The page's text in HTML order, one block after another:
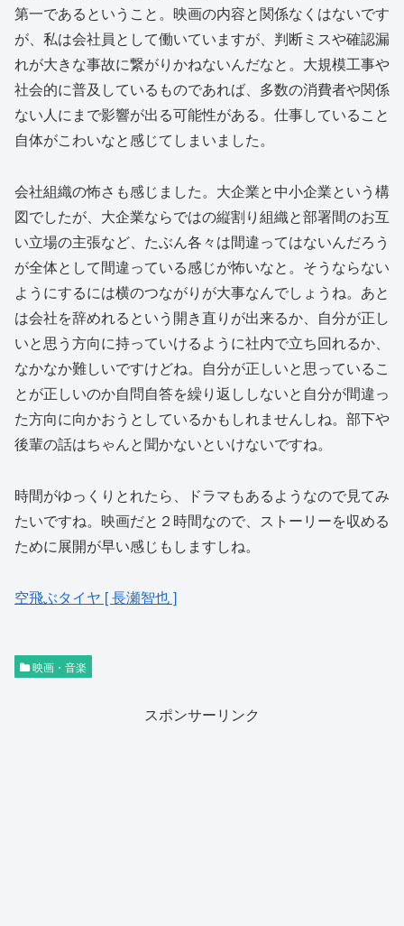
第一であるということ。映画の内容と関係なくはないです
が、私は会社員として働いていますが、判断ミスや確認漏
れが大きな事故に繋がりかねないんだなと。大規模工事や
社会的に普及しているものであれば、多数の消費者や関係
ない人にまで影響が出る可能性がある。仕事していること
自体がこわいなと感じてしまいました。
会社組織の怖さも感じました。大企業と中小企業という構
図でしたが、大企業ならではの縦割り組織と部署間のお互
い立場の主張など、たぶん各々は間違ってはないんだろう
が全体として間違っている感じが怖いなと。そうならない
ようにするには横のつながりが大事なんでしょうね。あと
は会社を辞めれるという開き直りが出来るか、自分が正し
いと思う方向に持っていけるように社内で立ち回れるか、
なかなか難しいですけどね。自分が正しいと思っているこ
とが正しいのか自問自答を繰り返ししないと自分が間違っ
た方向に向かおうとしているかもしれませんしね。部下や
後輩の話はちゃんと聞かないといけないですね。
時間がゆっくりとれたら、ドラマもあるようなので見てみ
たいですね。映画だと２時間なので、ストーリーを収める
ために展開が早い感じもしますしね。
空飛ぶタイヤ [ 長瀬智也 ]
映画・音楽
スポンサーリンク